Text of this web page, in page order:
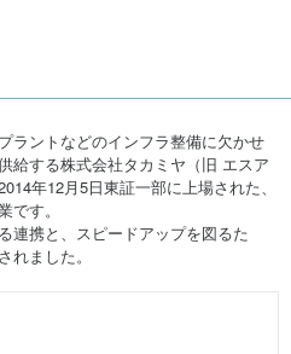
ラントなどのインフラ整備に欠かせ
給する株式会社タカミヤ（旧 エスア
年12月5日東証一部に上場された、
す。
連携と、スピードアップを図るた
ました。